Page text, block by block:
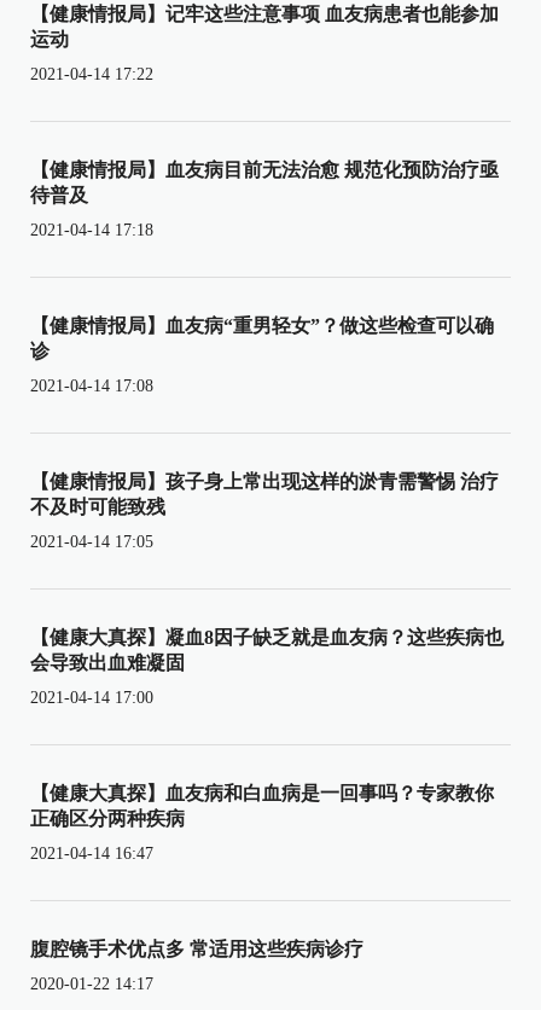
【健康情报局】记牢这些注意事项 血友病患者也能参加
运动
2021-04-14 17:22
【健康情报局】血友病目前无法治愈 规范化预防治疗亟
待普及
2021-04-14 17:18
【健康情报局】血友病“重男轻女”？做这些检查可以确
诊
2021-04-14 17:08
【健康情报局】孩子身上常出现这样的淤青需警惕 治疗
不及时可能致残
2021-04-14 17:05
【健康大真探】凝血8因子缺乏就是血友病？这些疾病也
会导致出血难凝固
2021-04-14 17:00
【健康大真探】血友病和白血病是一回事吗？专家教你
正确区分两种疾病
2021-04-14 16:47
腹腔镜手术优点多 常适用这些疾病诊疗
2020-01-22 14:17